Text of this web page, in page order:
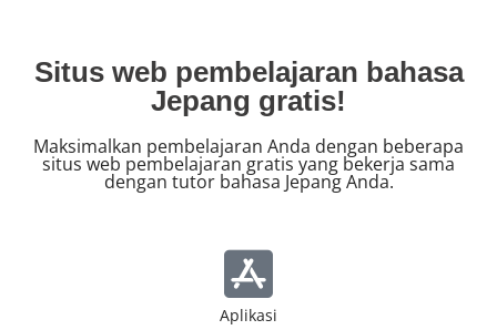
Situs web pembelajaran bahasa
Jepang gratis!
Maksimalkan pembelajaran Anda dengan beberapa
situs web pembelajaran gratis yang bekerja sama
dengan tutor bahasa Jepang Anda.
Aplikasi